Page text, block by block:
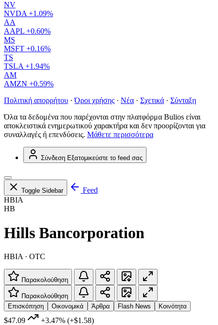
NV
NVDA +1.09%
AA
AAPL +0.60%
MS
MSFT +0.16%
TS
TSLA +1.94%
AM
AMZN +0.59%
Πολιτική απορρήτου · Όροι χρήσης · Νέα · Σχετικά · Σύνταξη
Όλα τα δεδομένα που παρέχονται στην πλατφόρμα Bulios είναι
αποκλειστικά ενημερωτικού χαρακτήρα και δεν προορίζονται για
συναλλαγές ή επενδύσεις. Μάθετε περισσότερα
Σύνδεση Εξατομικεύστε το feed σας
Toggle Sidebar
Feed
HBIA
HB
Hills Bancorporation
HBIA · OTC
Παρακολούθηση
Παρακολούθηση
Επισκόπηση
Οικονομικά Άρθρα Flash News Κοινότητα
$47.09 +3.47% (+$1.58)